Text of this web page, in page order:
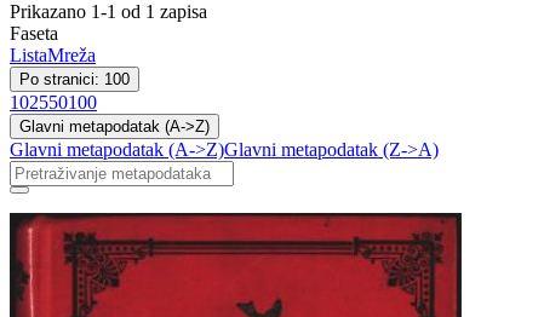
Prikazano 1-1 od 1 zapisa
Faseta
ListaMreža
Po stranici: 100
102550100
Glavni metapodatak (A->Z)
Glavni metapodatak (A->Z)Glavni metapodatak (Z->A)